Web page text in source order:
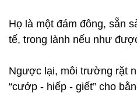
Họ là một đám đông, sẵn
tế, trong lành nếu như
Ngược lại, môi trường rặt
“cướp - hiếp - giết” cho